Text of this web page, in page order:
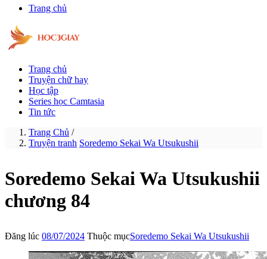
Trang chủ
Trang chủ
Truyện chữ hay
Học tập
Series học Camtasia
Tin tức
Trang Chủ /
Truyện tranh Soredemo Sekai Wa Utsukushii
Soredemo Sekai Wa Utsukushii
chương 84
Đăng lúc 08/07/2024 Thuộc mụcSoredemo Sekai Wa Utsukushii